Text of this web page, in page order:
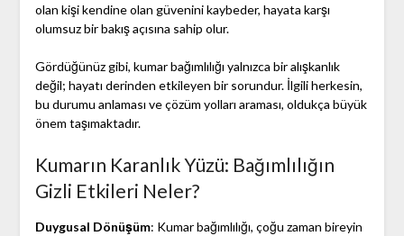
olan kişi kendine olan güvenini kaybeder, hayata karşı
olumsuz bir bakış açısına sahip olur.
Gördüğünüz gibi, kumar bağımlılığı yalnızca bir alışkanlık
değil; hayatı derinden etkileyen bir sorundur. İlgili herkesin,
bu durumu anlaması ve çözüm yolları araması, oldukça büyük
önem taşımaktadır.
Kumarın Karanlık Yüzü: Bağımlılığın
Gizli Etkileri Neler?
Duygusal Dönüşüm: Kumar bağımlılığı, çoğu zaman bireyin